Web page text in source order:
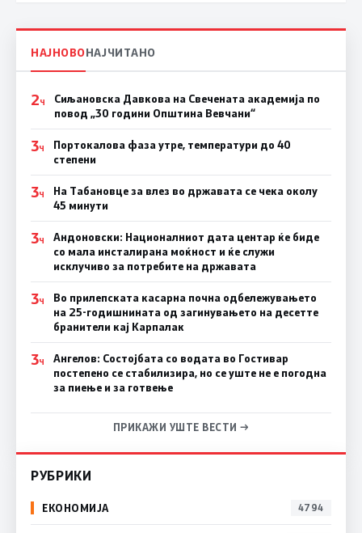
НАЈНОВОНАЈЧИТАНО
2Ч
Сиљановска Давкова на Свечената академија по
повод „30 години Општина Вевчани“
3Ч
Портокалова фаза утре, температури до 40
степени
3Ч
На Табановце за влез во државата се чека околу
45 минути
3Ч
Андоновски: Националниот дата центар ќе биде
со мала инсталирана моќност и ќе служи
исклучиво за потребите на државата
3Ч
Во прилепската касарна почна одбележувањето
на 25-годишнината од загинувањето на десетте
бранители кај Карпалак
3Ч
Ангелов: Состојбата со водата во Гостивар
постепено се стабилизира, но се уште не е погодна
за пиење и за готвење
ПРИКАЖИ УШТЕ ВЕСТИ →
РУБРИКИ
ЕКОНОМИЈА 4794